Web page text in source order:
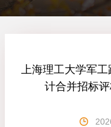
上海理工大学军
计合并招标